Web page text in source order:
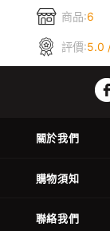
商品:6
評價:5.0
關於我們
購物須知
聯絡我們